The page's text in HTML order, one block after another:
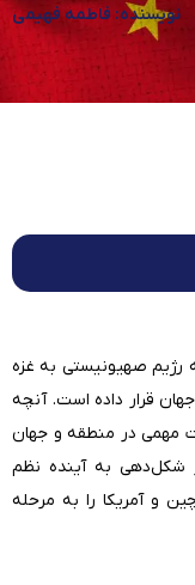
نویسنده: فاطمه فهیمی
رژیم صهیونیستی به غزه
جهان قرار داده است. آنچه
مهمی در منطقه و جهان
شکل‌دهی به آینده نظم
و آمریکا را به مرحله